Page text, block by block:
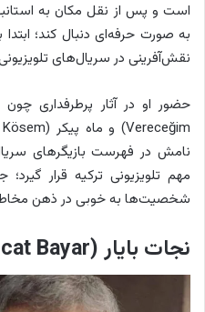
است و پس از نقل مکان به
به صورت حرفه‌ای دنبال کند؛
نقش‌آفرینی در سریال‌های
نامش در فهرست بازیگرهای
مهم تلویزیونی ترکیه قرار
شخصیت‌ها به خوبی در ذهن
نجات بایار (Necat Bayar) در نقش امین